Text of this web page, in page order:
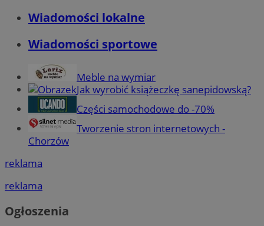
Wiadomości lokalne
Wiadomości sportowe
Meble na wymiar
Jak wyrobić książeczkę sanepidowską?
Części samochodowe do -70%
Tworzenie stron internetowych -
Chorzów
reklama
reklama
Ogłoszenia